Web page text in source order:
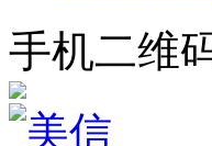
手机二维